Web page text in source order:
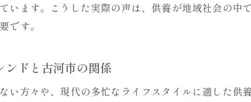
自然と歴史が調和する供
多様なライフスタイルに
います。こうした実際の声は、供養が地域社会の
です。
ンドと古河市の関係
い方々や、現代の多忙なライフスタイルに適した